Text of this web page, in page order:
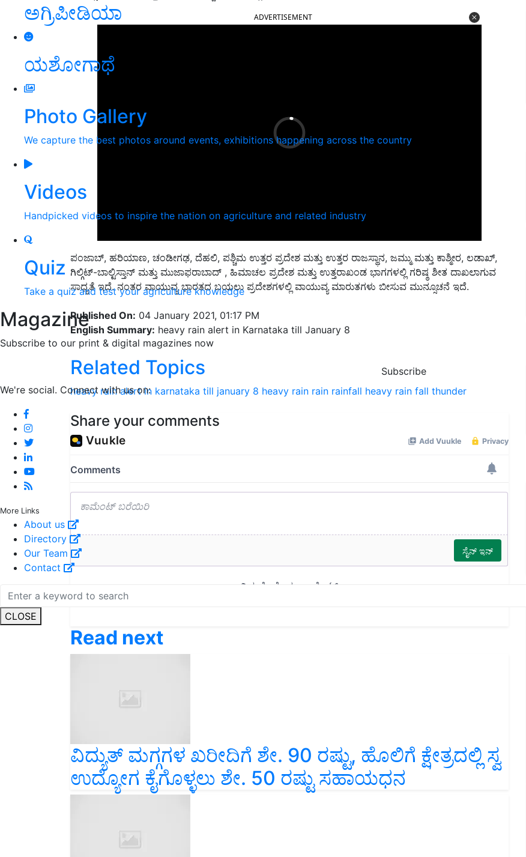
ಅಗ್ರಿಪೀಡಿಯಾ
ಯಶೋಗಾಥೆ
Photo Gallery
We capture the best photos around events, exhibitions happening across the country
Videos
Handpicked videos to inspire the nation on agriculture and related industry
Quiz
Take a quiz and test your agriculture knowledge
Magazine
Subscribe to our print & digital magazines now
Subscribe
We're social. Connect with us on:
More Links
About us
Directory
Our Team
Contact
CLOSE
ADVERTISEMENT
ಪಂಜಾಬ್, ಹರಿಯಾಣ, ಚಂಡೀಗಢ, ದೆಹಲಿ, ಪಶ್ಚಿಮ ಉತ್ತರ ಪ್ರದೇಶ ಮತ್ತು ಉತ್ತರ ರಾಜಸ್ಥಾನ, ಜಮ್ಮು ಮತ್ತು ಕಾಶ್ಮೀರ, ಲಡಾಖ್,
ಗಿಲ್ಗಿಟ್-ಬಾಲ್ಟಿಸ್ತಾನ್ ಮತ್ತು ಮುಜಾಫರಾಬಾದ್ , ಹಿಮಾಚಲ ಪ್ರದೇಶ ಮತ್ತು ಉತ್ತರಾಖಂಡ ಭಾಗಗಳಲ್ಲಿ ಗರಿಷ್ಠ ಶೀತ ದಾಖಲಾಗುವ
ಸಾಧ್ಯತೆ ಇದೆ. ನಂತರ ವಾಯುವ್ಯ ಭಾರತದ ಬಯಲು ಪ್ರದೇಶಗಳಲ್ಲಿ ವಾಯುವ್ಯ ಮಾರುತಗಳು ಬೀಸುವ ಮುನ್ಸೂಚನೆ ಇದೆ.
Published On: 04 January 2021, 01:17 PM
English Summary: heavy rain alert in Karnataka till January 8
Related Topics
heavy rain alert in karnataka till january 8 heavy rain rain rainfall heavy rain fall thunder
Share your comments
Read next
ವಿದ್ಯುತ್ ಮಗ್ಗಗಳ ಖರೀದಿಗೆ ಶೇ. 90 ರಷ್ಟು, ಹೊಲಿಗೆ ಕ್ಷೇತ್ರದಲ್ಲಿ ಸ್ವ
ಉದ್ಯೋಗ ಕೈಗೊಳ್ಳಲು ಶೇ. 50 ರಷ್ಟು ಸಹಾಯಧನ